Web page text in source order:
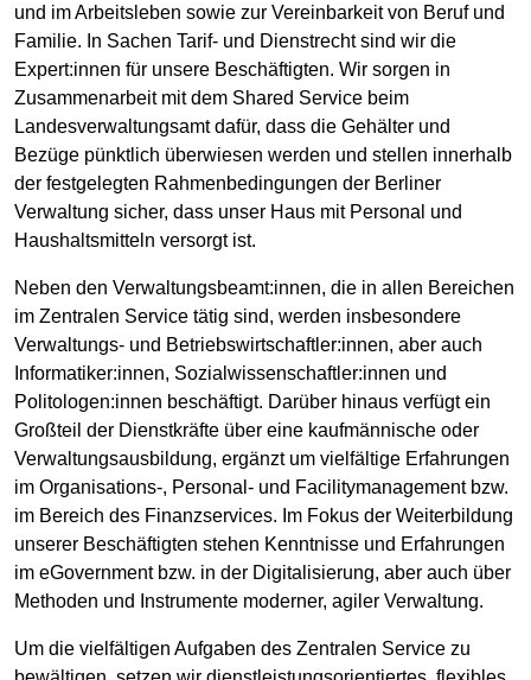
und im Arbeitsleben sowie zur Vereinbarkeit von Beruf und
Familie. In Sachen Tarif- und Dienstrecht sind wir die
Expert:innen für unsere Beschäftigten. Wir sorgen in
Zusammenarbeit mit dem Shared Service beim
Landesverwaltungsamt dafür, dass die Gehälter und
Bezüge pünktlich überwiesen werden und stellen inner­halb
der fest­gelegten Rahmenbedingungen der Berliner
Verwaltung sicher, dass unser Haus mit Personal und
Haushaltsmitteln versorgt ist.
Neben den Verwaltungsbeamt:innen, die in allen Bereichen
im Zentralen Service tätig sind, werden insbesondere
Verwaltungs- und Betriebswirtschaftler:innen, aber auch
Informatiker:innen, Sozialwissenschaftler:innen und
Politologen:innen beschäftigt. Darüber hinaus verfügt ein
Großteil der Dienstkräfte über eine kaufmännische oder
Verwaltungsausbildung, ergänzt um vielfältige Erfahrungen
im Organi­sations-, Personal- und Facilitymanagement bzw.
im Bereich des Finanzservices. Im Fokus der Weiterbildung
unserer Beschäftigten stehen Kenntnisse und Erfahrungen
im eGovernment bzw. in der Digitalisierung, aber auch über
Methoden und Instrumente moderner, agiler Verwaltung.
Um die vielfältigen Aufgaben des Zentralen Service zu